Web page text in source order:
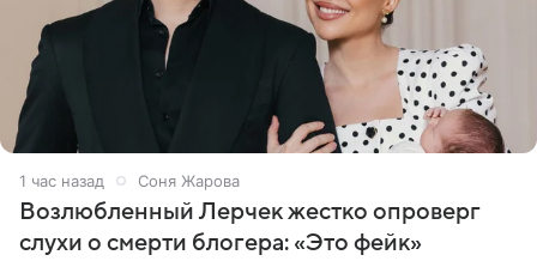
1 час назад Соня Жарова
Возлюбленный Лерчек жестко опроверг
слухи о смерти блогера: «Это фейк»